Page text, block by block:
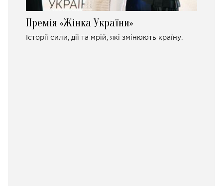
Премія «Жінка України»
Історії сили, дії та мрій, які змінюють країну.